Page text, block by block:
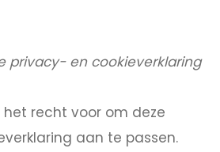
privacy- en cookieverklaring
recht voor om deze
aan te passen.